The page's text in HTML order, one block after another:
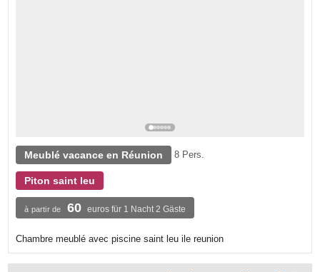
Meublé vacance en Réunion 8 Pers.
Piton saint leu
à partir de 60 euros für 1 Nacht 2 Gäste
Chambre meublé avec piscine saint leu ile reunion